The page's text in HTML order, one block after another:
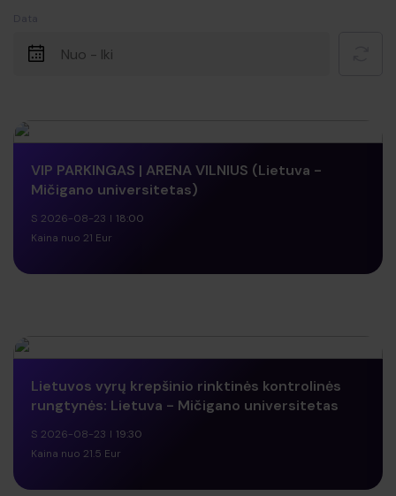
VIP PARKINGAS | ARENA VILNIUS (Lietuva -
Mičigano universitetas)
S 2026-08-23
18:00
Kaina nuo 21 Eur
PIRKTI BILIETĄ
Lietuvos vyrų krepšinio rinktinės kontrolinės
rungtynės: Lietuva - Mičigano universitetas
S 2026-08-23
19:30
Kaina nuo 21.5 Eur
PIRKTI BILIETĄ